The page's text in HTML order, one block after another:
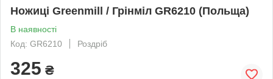
Ножиці Greenmill / Грінміл GR6210 (Польща)
В наявності
Код: GR6210
Роздріб
325 ₴